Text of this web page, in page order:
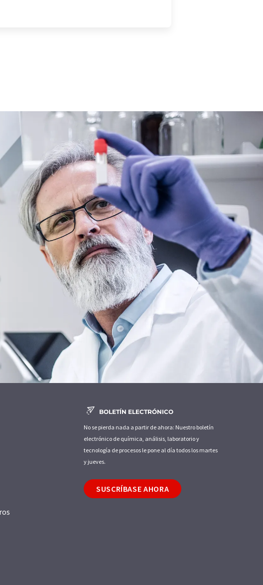
BOLETÍN ELECTRÓNICO
No se pierda nada a partir de ahora: Nuestro boletín
electrónico de química, análisis, laboratorio y
tecnología de procesos le pone al día todos los martes
y jueves.
SUSCRÍBASE AHORA